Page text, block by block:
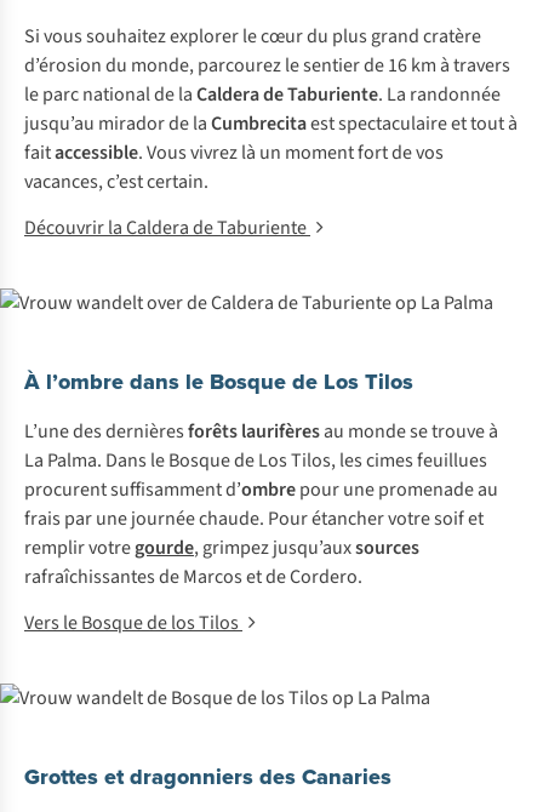
Si vous souhaitez explorer le cœur du plus grand cratère
d’érosion du monde, parcourez le sentier de 16 km à travers
le parc national de laCaldera de Taburiente. La randonnée
jusqu’au mirador de laCumbrecitaest spectaculaire et tout à
faitaccessible. Vous vivrez là un moment fort de vos
vacances, c’est certain.
Découvrir la Caldera de Taburiente
À l’ombre dans le Bosque de Los Tilos
L’une des dernièresforêts laurifèresau monde se trouve à
La Palma. Dans le Bosque de Los Tilos, les cimes feuillues
procurent suffisamment d’ombrepour une promenade au
frais par une journée chaude. Pour étancher votre soif et
remplir votregourde, grimpez jusqu’auxsources
rafraîchissantes de Marcos et de Cordero.
Vers le Bosque de los Tilos
Grottes et dragonniers des Canaries